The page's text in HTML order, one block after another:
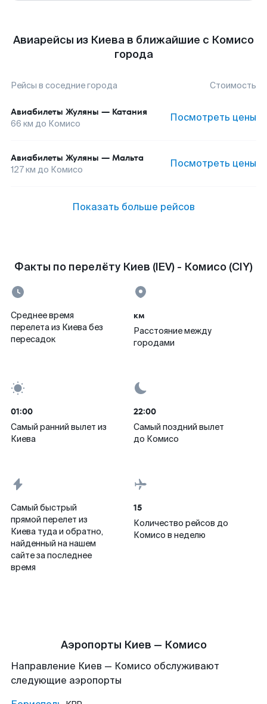
Авиарейсы из Киева в ближайшие с Комисо
города
Рейсы в соседние города Стоимость
Авиабилеты Жуляны — Катания
66 км до Комисо Посмотреть цены
Авиабилеты Жуляны — Мальта
127км до Комисо Посмотреть цены
Показать больше рейсов
Факты по перелёту Киев (IEV) - Комисо (CIY)
Среднее время
перелета из Киева без
пересадок
км
Расстояние между
городами
01:00
Самый ранний вылет из
Киева
22:00
Самый поздний вылет
до Комисо
Самый быстрый
прямой перелет из
Киева туда и обратно,
найденный на нашем
сайте за последнее
время
15
Количество рейсов до
Комисо в неделю
Аэропорты Киев — Комисо
Направление Киев — Комисо обслуживают
следующие аэропорты